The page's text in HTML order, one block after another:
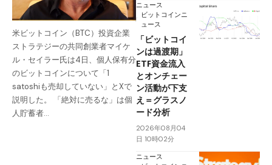
米ビットコイン（BTC）投資企業
ストラテジーの共同創業者マイケ
ル・セイラー氏は4日、個人保有分
のビットコインについて「1
satoshiも売却していない」とXで
説明した。 「絶対に売るな」は個
人貯蓄者…
ニュース
ビットコインニ
ュース
「ビットコイ
ンは過渡期」
ETF資金流入
とオンチェー
ン活動が下支
え＝グラスノ
ード分析
2026年08月04
日 10時02分
ニュース